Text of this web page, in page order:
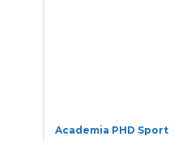
Academia PHD Sport